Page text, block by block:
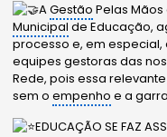
AGestão Pelas
Municipal de Educação,
processo e, em especial,
equipes gestoras das
Rede, pois essa
sem oempenho e a
EDUCAÇÃO SE FAZ